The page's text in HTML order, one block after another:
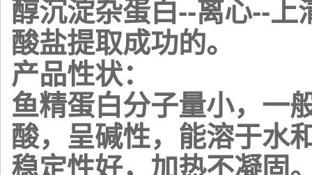
醇沉淀杂蛋白--离心--
酸盐提取成功的。
产品性状：
鱼精蛋白分子量小，一
酸，呈碱性，能溶于水
稳定性好，加热不凝固